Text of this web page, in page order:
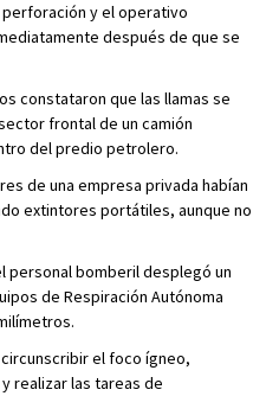
y el operativo
después de que se
constataron que las llamas se
frontal de un camión
del predio petrolero.
de una empresa privada habían
extintores portátiles, aunque no
personal bomberil desplegó un
de Respiración Autónoma
el foco ígneo,
realizar las tareas de